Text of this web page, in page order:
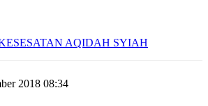
2018 08:34